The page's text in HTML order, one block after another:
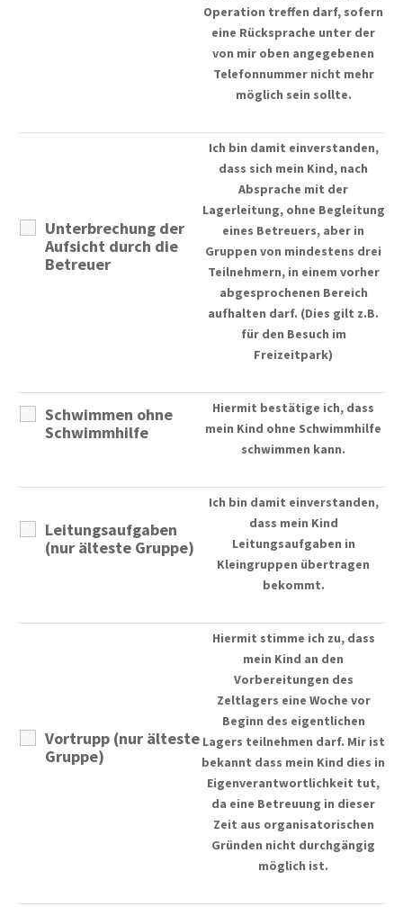
Operation treffen darf, sofern
eine Rücksprache unter der
von mir oben angegebenen
Telefonnummer nicht mehr
möglich sein sollte.
Unterbrechung der
Aufsicht durch die
Betreuer
Ich bin damit einverstanden,
dass sich mein Kind, nach
Absprache mit der
Lagerleitung, ohne Begleitung
eines Betreuers, aber in
Gruppen von mindestens drei
Teilnehmern, in einem vorher
abgesprochenen Bereich
aufhalten darf. (Dies gilt z.B.
für den Besuch im
Freizeitpark)
Schwimmen ohne
Schwimmhilfe
Hiermit bestätige ich, dass
mein Kind ohne Schwimmhilfe
schwimmen kann.
Leitungsaufgaben
(nur älteste Gruppe)
Ich bin damit einverstanden,
dass mein Kind
Leitungsaufgaben in
Kleingruppen übertragen
bekommt.
Vortrupp (nur älteste
Gruppe)
Hiermit stimme ich zu, dass
mein Kind an den
Vorbereitungen des
Zeltlagers eine Woche vor
Beginn des eigentlichen
Lagers teilnehmen darf. Mir ist
bekannt dass mein Kind dies in
Eigenverantwortlichkeit tut,
da eine Betreuung in dieser
Zeit aus organisatorischen
Gründen nicht durchgängig
möglich ist.